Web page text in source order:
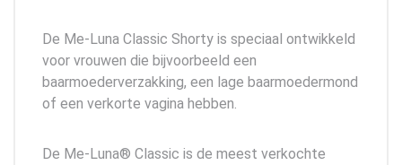
De Me-Luna Classic Shorty is speciaal ontwikkeld
voor vrouwen die bijvoorbeeld een
baarmoederverzakking, een lage baarmoedermond
of een verkorte vagina hebben.
De Me-Luna® Classic is de meest verkochte